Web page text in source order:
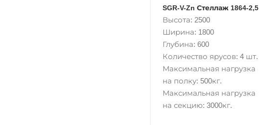
SGR-V-Zn Стеллаж 1864-2,5
Высота: 2500
Ширина: 1800
Глубина: 600
Количество ярусов: 4 шт.
Максимальная нагрузка
на полку: 500кг.
Максимальная нагрузка
на секцию: 3000кг.